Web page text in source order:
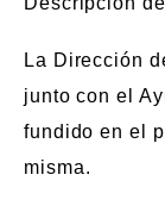
La Dirección
junto con el
fundido en el
misma.